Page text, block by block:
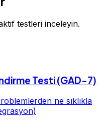
testleri inceleyin.
Testi (GAD-7)
ne sıklıkla